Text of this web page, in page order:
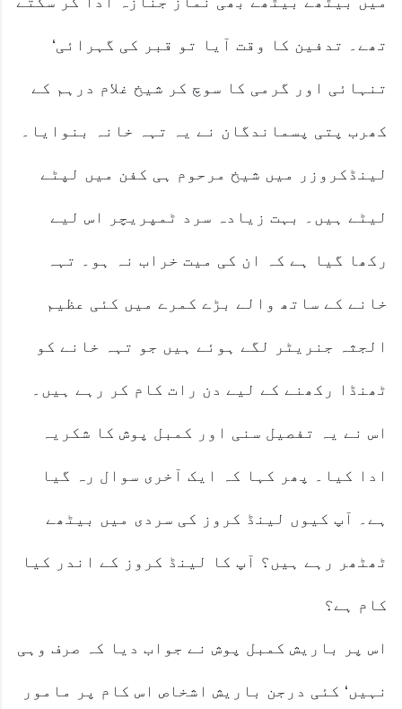
تھے۔ تدفین کا وقت آیا تو قبر کی گہرائی‘
تنہائی اور گرمی کا سوچ کر شیخ غلام درہم کے
کھرب پتی پسماندگان نے یہ تہہ خانہ بنوایا۔
لینڈکروزر میں شیخ مرحوم ہی کفن میں لپٹے
لیٹے ہیں۔ بہت زیادہ سرد ٹمپریچر اس لیے
رکھا گیا ہے کہ ان کی میت خراب نہ ہو۔ تہہ
خانے کے ساتھ والے بڑے کمرے میں کئی عظیم
الجثہ جنریٹر لگے ہوئے ہیں جو تہہ خانے کو
ٹھنڈا رکھنے کے لیے دن رات کام کر رہے ہیں۔
اس نے یہ تفصیل سنی اور کمبل پوش کا شکریہ
ادا کیا۔ پھر کہا کہ ایک آخری سوال رہ گیا
ہے۔ آپ کیوں لینڈ کروز کی سردی میں بیٹھے
ٹھٹھر رہے ہیں؟ آپ کا لینڈ کروز کے اندر کیا
کام ہے؟
اس پر باریش کمبل پوش نے جواب دیا کہ صرف وہی
نہیں‘ کئی درجن باریش اشخاص اس کام پر مامور